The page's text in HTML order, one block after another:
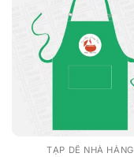
TẠP DỀ NHÀ HÀNG